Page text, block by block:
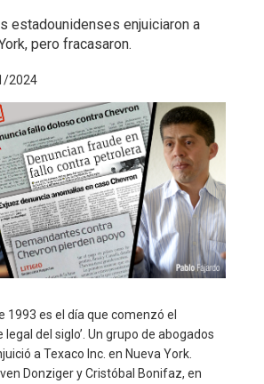
estadounidenses enjuiciaron a
pero fracasaron.
2024
1993 es el día que comenzó el
del siglo’. Un grupo de abogados
a Texaco Inc. en Nueva York.
Donziger y Cristóbal Bonifaz, en